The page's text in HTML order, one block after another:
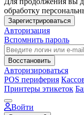
обработку
Зарегистрироваться
Авторизация
Вспомнить пароль
Восстановить
Авторизироваться
POS периферия
Принтеры этикеток
Войти